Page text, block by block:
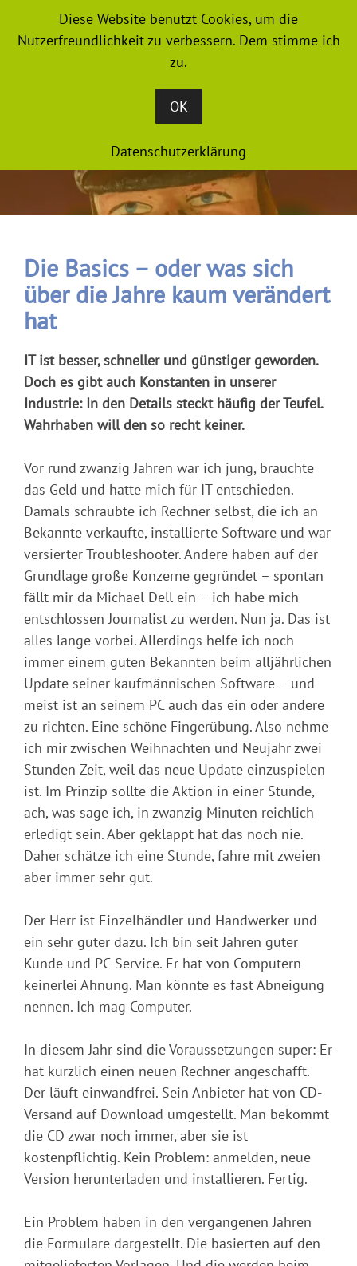
Die Basics – oder was sich
über die Jahre kaum verändert
hat
IT ist besser, schneller und günstiger geworden.
Doch es gibt auch Konstanten in unserer
Industrie: In den Details steckt häufig der Teufel.
Wahrhaben will den so recht keiner.
Vor rund zwanzig Jahren war ich jung, brauchte
das Geld und hatte mich für IT entschieden.
Damals schraubte ich Rechner selbst, die ich an
Bekannte verkaufte, installierte Software und war
versierter Troubleshooter. Andere haben auf der
Grundlage große Konzerne gegründet – spontan
fällt mir da Michael Dell ein – ich habe mich
entschlossen Journalist zu werden. Nun ja. Das ist
alles lange vorbei. Allerdings helfe ich noch
immer einem guten Bekannten beim alljährlichen
Update seiner kaufmännischen Software – und
meist ist an seinem PC auch das ein oder andere
zu richten. Eine schöne Fingerübung. Also nehme
ich mir zwischen Weihnachten und Neujahr zwei
Stunden Zeit, weil das neue Update einzuspielen
ist. Im Prinzip sollte die Aktion in einer Stunde,
ach, was sage ich, in zwanzig Minuten reichlich
erledigt sein. Aber geklappt hat das noch nie.
Daher schätze ich eine Stunde, fahre mit zweien
aber immer sehr gut.
Der Herr ist Einzelhändler und Handwerker und
ein sehr guter dazu. Ich bin seit Jahren guter
Kunde und PC-Service. Er hat von Computern
keinerlei Ahnung. Man könnte es fast Abneigung
nennen. Ich mag Computer.
In diesem Jahr sind die Voraussetzungen super: Er
hat kürzlich einen neuen Rechner angeschafft.
Der läuft einwandfrei. Sein Anbieter hat von CD-
Versand auf Download umgestellt. Man bekommt
die CD zwar noch immer, aber sie ist
kostenpflichtig. Kein Problem: anmelden, neue
Version herunterladen und installieren. Fertig.
Ein Problem haben in den vergangenen Jahren
die Formulare dargestellt. Die basierten auf den
Diese Website benutzt Cookies, um die
Nutzerfreundlichkeit zu verbessern. Dem stimme ich
zu.
OK
Datenschutzerklärung